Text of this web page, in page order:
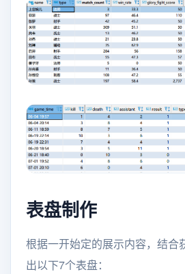
表盘制作
根据一开始定的展示内容，结合
出以下7个表盘：